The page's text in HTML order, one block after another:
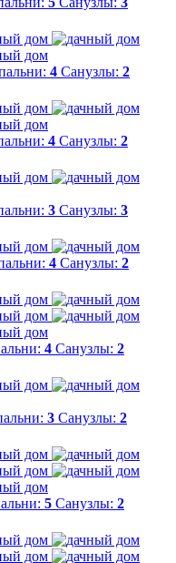
4 Санузлы: 2
4 Санузлы: 2
3 Санузлы: 3
4 Санузлы: 2
4 Санузлы: 2
3 Санузлы: 2
5 Санузлы: 2